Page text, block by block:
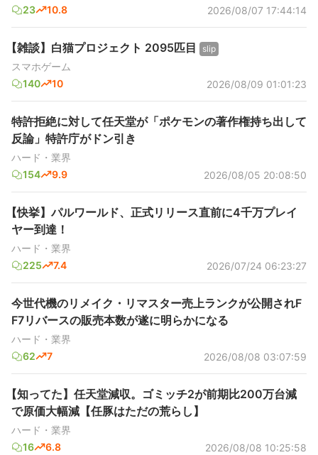
23
10.8 2026/08/07 17:44:14
【雑談】白猫プロジェクト 2095匹目 slip
スマホゲーム
140
10 2026/08/09 01:01:23
特許拒絶に対して任天堂が「ポケモンの著作権持ち出して
反論」特許庁がドン引き
ハード・業界
154
9.9 2026/08/05 20:08:50
【快挙】パルワールド、正式リリース直前に4千万プレイ
ヤー到達！
ハード・業界
225
7.4 2026/07/24 06:23:27
今世代機のリメイク・リマスター売上ランクが公開されF
F7リバースの販売本数が遂に明らかになる
ハード・業界
62
7 2026/08/08 03:07:59
【知ってた】任天堂減収。ゴミッチ2が前期比200万台減
で原価大幅減【任豚はただの荒らし】
ハード・業界
16
6.8 2026/08/08 10:25:58